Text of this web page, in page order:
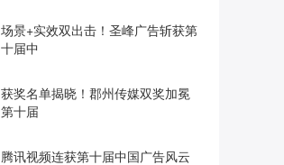
场景+实效双出击！圣峰广告斩获第
十届中
获奖名单揭晓！郡州传媒双奖加冕
第十届
腾讯视频连获第十届中国广告风云